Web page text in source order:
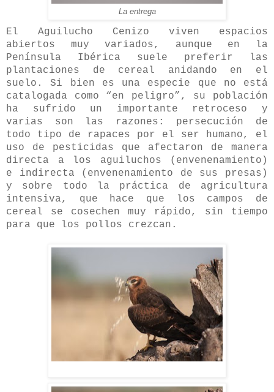
La entrega
El Aguilucho Cenizo viven espacios
abiertos muy variados, aunque en la
Península Ibérica suele preferir las
plantaciones de cereal anidando en el
suelo. Si bien es una especie que no está
catalogada como “en peligro”, su población
ha sufrido un importante retroceso y
varias son las razones: persecución de
todo tipo de rapaces por el ser humano, el
uso de pesticidas que afectaron de manera
directa a los aguiluchos (envenenamiento)
e indirecta (envenenamiento de sus presas)
y sobre todo la práctica de agricultura
intensiva, que hace que los campos de
cereal se cosechen muy rápido, sin tiempo
para que los pollos crezcan.